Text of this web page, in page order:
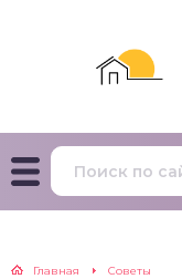
Главная Советы